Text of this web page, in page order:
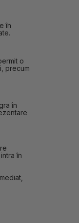
în
o
precum
în
în